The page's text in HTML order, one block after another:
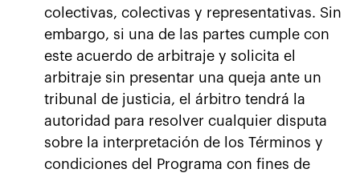
colectivas, colectivas y representativas. Sin
embargo, si una de las partes cumple con
este acuerdo de arbitraje y solicita el
arbitraje sin presentar una queja ante un
tribunal de justicia, el árbitro tendrá la
autoridad para resolver cualquier disputa
sobre la interpretación de los Términos y
condiciones del Programa con fines de